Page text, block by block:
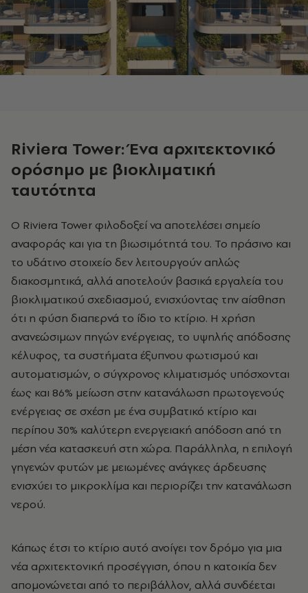
Riviera Tower: Ένα αρχιτεκτονικό
ορόσημο με βιοκλιματική
ταυτότητα
Ο Riviera Tower φιλοδοξεί να αποτελέσει σημείο
αναφοράς και για τη βιωσιμότητά του. Το πράσινο και
το υδάτινο στοιχείο δεν λειτουργούν απλώς
διακοσμητικά, αλλά αποτελούν βασικά εργαλεία του
βιοκλιματικού σχεδιασμού, ενισχύοντας την αίσθηση
ότι η φύση διαπερνά το ίδιο το κτίριο. Η χρήση
ανανεώσιμων πηγών ενέργειας, το υψηλής απόδοσης
κέλυφος, τα συστήματα έξυπνου φωτισμού και
αυτοματισμών, ο σύγχρονος κλιματισμός υπόσχονται
έως και 86% μείωση στην κατανάλωση πρωτογενούς
ενέργειας σε σχέση με ένα συμβατικό κτίριο και
περίπου 30% καλύτερη ενεργειακή απόδοση από τη
μέση νέα κατασκευή στη χώρα. Παράλληλα, η επιλογή
γηγενών φυτών με μειωμένες ανάγκες άρδευσης
ενισχύει το μικροκλίμα και περιορίζει την κατανάλωση
νερού.
Κάπως έτσι το κτίριο αυτό ανοίγει τον δρόμο για μια
νέα αρχιτεκτονική προσέγγιση, όπου η κατοικία δεν
απομονώνεται από το περιβάλλον, αλλά συνδέεται